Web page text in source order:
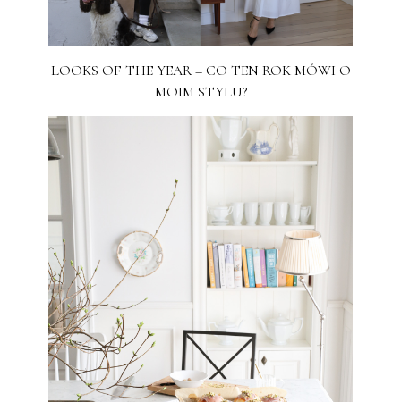
LOOKS OF THE YEAR – CO TEN ROK MÓWI O
MOIM STYLU?